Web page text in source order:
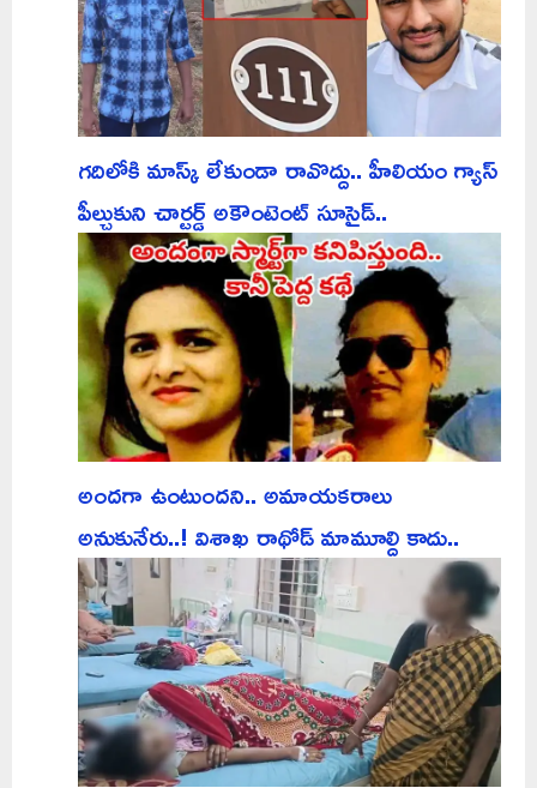
గదిలోకి మాస్క్ లేకుండా రావొద్దు.. హీలియం గ్యాస్
పీల్చుకుని చార్టర్డ్ అకౌంటెంట్ సూసైడ్..
అందగా ఉంటుందని.. అమాయకరాలు
అనుకునేరు..! విశాఖ రాథోడ్ మామూల్ది కాదు..